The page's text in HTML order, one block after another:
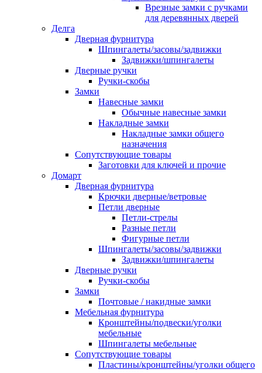
Врезные замки с ручками
для деревянных дверей
Делга
Дверная фурнитура
Шпингалеты/засовы/задвижки
Задвижки/шпингалеты
Дверные ручки
Ручки-скобы
Замки
Навесные замки
Обычные навесные замки
Накладные замки
Накладные замки общего
назначения
Сопутствующие товары
Заготовки для ключей и прочие
Домарт
Дверная фурнитура
Крючки дверные/ветровые
Петли дверные
Петли-стрелы
Разные петли
Фигурные петли
Шпингалеты/засовы/задвижки
Задвижки/шпингалеты
Дверные ручки
Ручки-скобы
Замки
Почтовые / накидные замки
Мебельная фурнитура
Кронштейны/подвески/уголки
мебельные
Шпингалеты мебельные
Сопутствующие товары
Пластины/кронштейны/уголки общего